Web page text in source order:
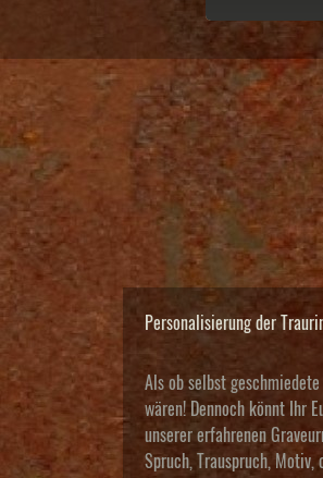
Personalisierung der
Als ob selbst
wären! Dennoch könnt Ihr
unserer erfahrenen
Spruch, Trauspruch, Motiv,